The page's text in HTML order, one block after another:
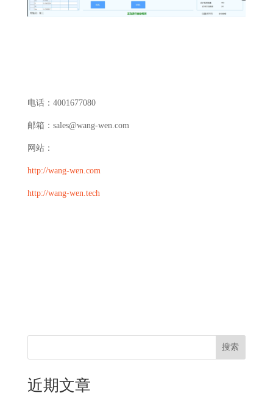
电话：4001677080
邮箱：sales@wang-wen.com
网站：
http://wang-wen.com
http://wang-wen.tech
搜索
近期文章